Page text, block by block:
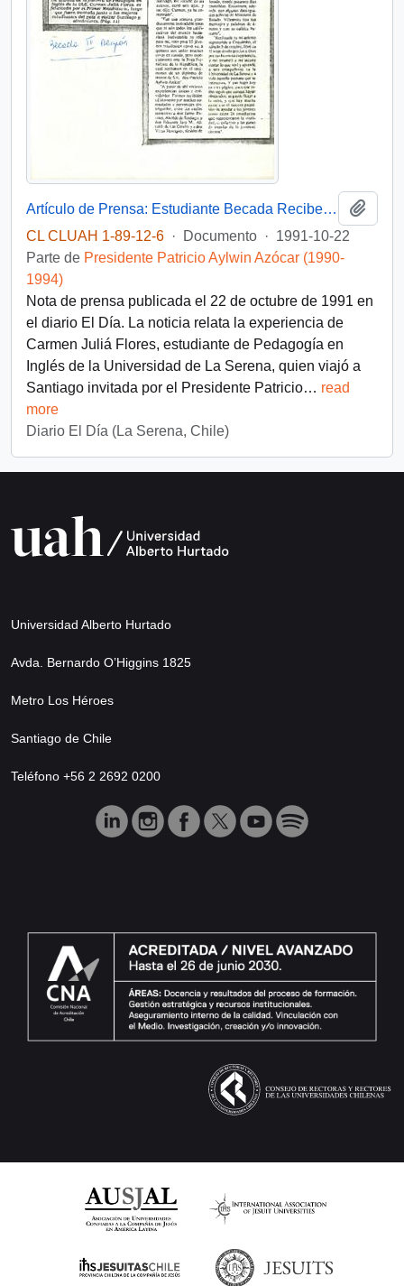
Artículo de Prensa: Estudiante Becada Recibe Diploma del Presidente Aylwin
CL CLUAH 1-89-12-6 · Documento · 1991-10-22
Parte de Presidente Patricio Aylwin Azócar (1990-
1994)
Nota de prensa publicada el 22 de octubre de 1991 en
el diario El Día. La noticia relata la experiencia de
Carmen Juliá Flores, estudiante de Pedagogía en
Inglés de la Universidad de La Serena, quien viajó a
Santiago invitada por el Presidente Patricio… read
more
Diario El Día (La Serena, Chile)
Universidad Alberto Hurtado
Avda. Bernardo O’Higgins 1825
Metro Los Héroes
Santiago de Chile
Teléfono +56 2 2692 0200